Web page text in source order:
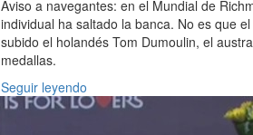
Aviso a navegantes: en el Mundial de
individual ha saltado la banca. No es que
subido el holandés Tom Dumoulin, el
medallas.
Seguir leyendo